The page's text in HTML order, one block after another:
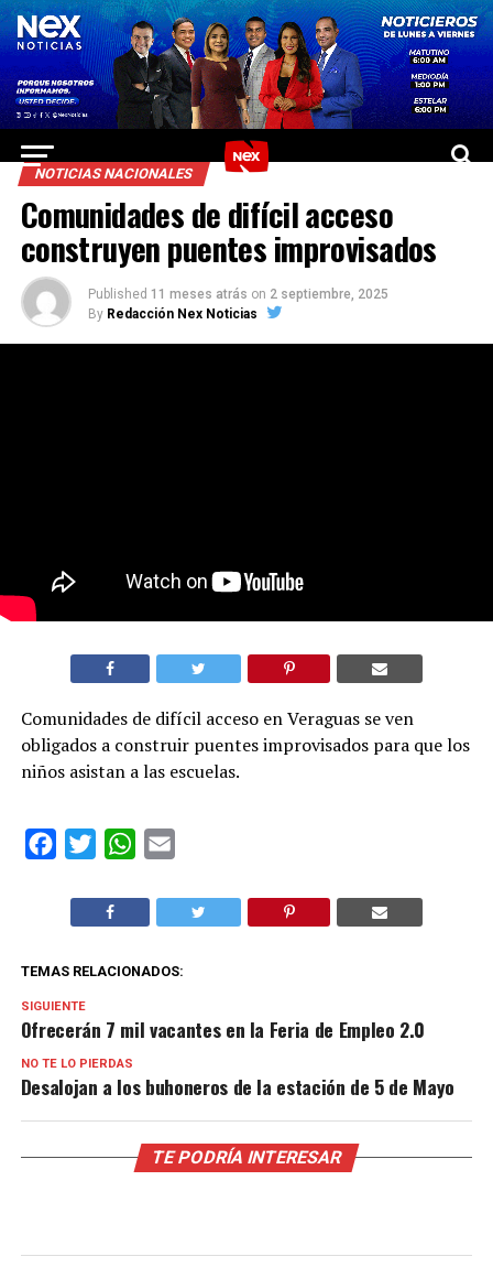
NOTICIAS NACIONALES
Comunidades de difícil acceso
construyen puentes improvisados
Published 11 meses atrás on 2 septiembre, 2025
By Redacción Nex Noticias
Comunidades de difícil acceso en Veraguas se ven
obligados a construir puentes improvisados para que los
niños asistan a las escuelas.
Facebook
TwitterWhatsApp
TEMAS RELACIONADOS:
SIGUIENTE
Ofrecerán 7 mil vacantes en la Feria de Empleo 2.0
NO TE LO PIERDAS
Desalojan a los buhoneros de la estación de 5 de Mayo
TE PODRÍA INTERESAR